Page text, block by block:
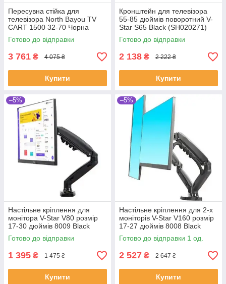
Пересувна стійка для
телевізора North Bayou TV
CART 1500 32-70 Чорна
(SH018558)
Готово до відправки
3 761 ₴ 4 075 ₴
Купити
Кронштейн для телевізора
55-85 дюймів поворотний V-
Star S65 Black (SH020271)
Готово до відправки
2 138 ₴ 2 222 ₴
Купити
–5%
Настільне кріплення для
монітора V-Star V80 розмір
17-30 дюймів 8009 Black
(SH020649)
Готово до відправки
1 395 ₴ 1 475 ₴
Купити
–5%
Настільне кріплення для 2-х
моніторів V-Star V160 розмір
17-27 дюймів 8008 Black
(SH020648)
Готово до відправки 1 од.
2 527 ₴ 2 647 ₴
Купити